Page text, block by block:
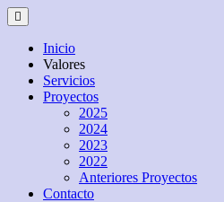
Skip
to
content
Menu
Inicio
Valores
Servicios
Proyectos
2025
2024
2023
2022
Anteriores Proyectos
Contacto